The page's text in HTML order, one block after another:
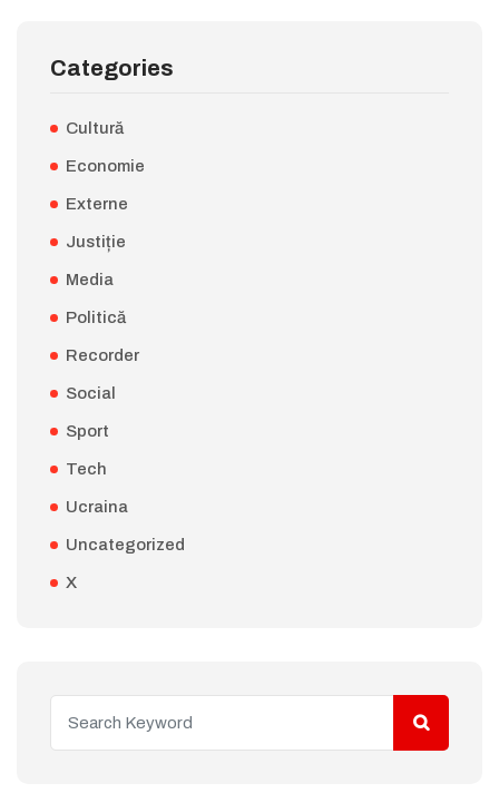
Categories
Cultură
Economie
Externe
Justiție
Media
Politică
Recorder
Social
Sport
Tech
Ucraina
Uncategorized
X